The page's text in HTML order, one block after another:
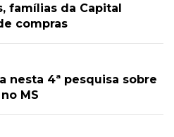
famílias da Capital
compras
nesta 4ª pesquisa sobre
MS